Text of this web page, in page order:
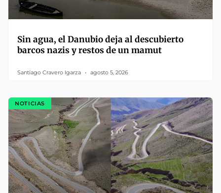
Sin agua, el Danubio deja al descubierto
barcos nazis y restos de un mamut
Santiago Cravero Igarza agosto 5, 2026
NOTICIAS